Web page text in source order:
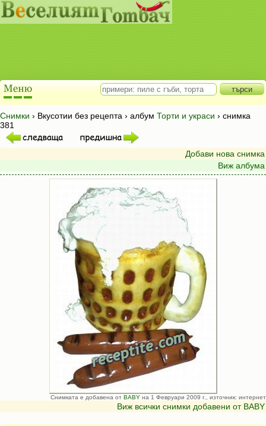
Снимки › Вкусотии без рецепта › албум Торти и украси › снимка
381
Добави нова снимка
Виж албума
Снимката е добавена от BABY на 1 Февруари 2009 г., източник: интернет
Виж всички снимки добавени от BABY